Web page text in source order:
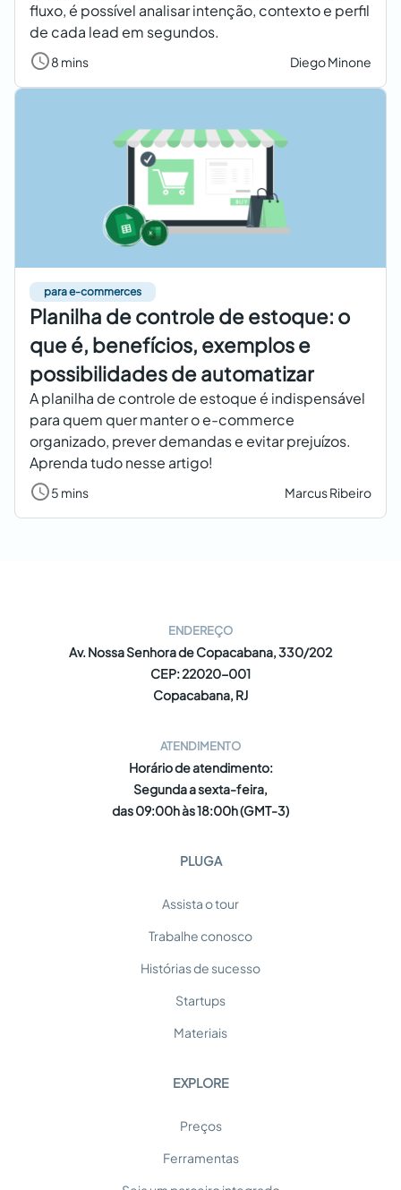
fluxo, é possível analisar intenção, contexto e perfil
de cada lead em segundos.
8 mins Diego Minone
para e-commerces
Planilha de controle de estoque: o
que é, benefícios, exemplos e
possibilidades de automatizar
A planilha de controle de estoque é indispensável
para quem quer manter o e-commerce
organizado, prever demandas e evitar prejuízos.
Aprenda tudo nesse artigo!
5 mins Marcus Ribeiro
ENDEREÇO
Av. Nossa Senhora de Copacabana, 330/202
CEP: 22020-001
Copacabana, RJ
ATENDIMENTO
Horário de atendimento:
Segunda a sexta-feira,
das 09:00h às 18:00h (GMT-3)
PLUGA
Assista o tour
Trabalhe conosco
Histórias de sucesso
Startups
Materiais
EXPLORE
Preços
Ferramentas